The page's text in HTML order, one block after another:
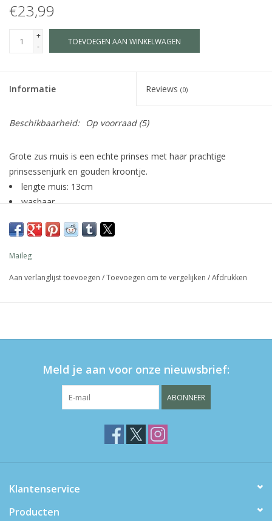
€23,99
+
-
TOEVOEGEN AAN WINKELWAGEN
Informatie Reviews (0)
Beschikbaarheid: Op voorraad(5)
Grote zus muis is een echte prinses met haar prachtige
prinsessenjurk en gouden kroontje.
lengte muis: 13cm
wasbaar
Maileg
Aan verlanglijst toevoegen /Toevoegen om te vergelijken /Afdrukken
Meld je aan voor onze nieuwsbrief:
ABONNEER
Klantenservice
Producten